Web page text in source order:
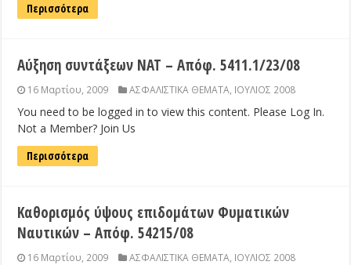
Περισσότερα
Αύξηση συντάξεων ΝΑΤ – Απόφ. 5411.1/23/08
16 Μαρτίου, 2009 ΑΣΦΑΛΙΣΤΙΚΑ ΘΕΜΑΤΑ, ΙΟΥΛΙΟΣ 2008
You need to be logged in to view this content. Please Log In.
Not a Member? Join Us
Περισσότερα
Καθορισμός ύψους επιδομάτων Φυματικών
Ναυτικών – Απόφ. 54215/08
16 Μαρτίου, 2009 ΑΣΦΑΛΙΣΤΙΚΑ ΘΕΜΑΤΑ, ΙΟΥΛΙΟΣ 2008